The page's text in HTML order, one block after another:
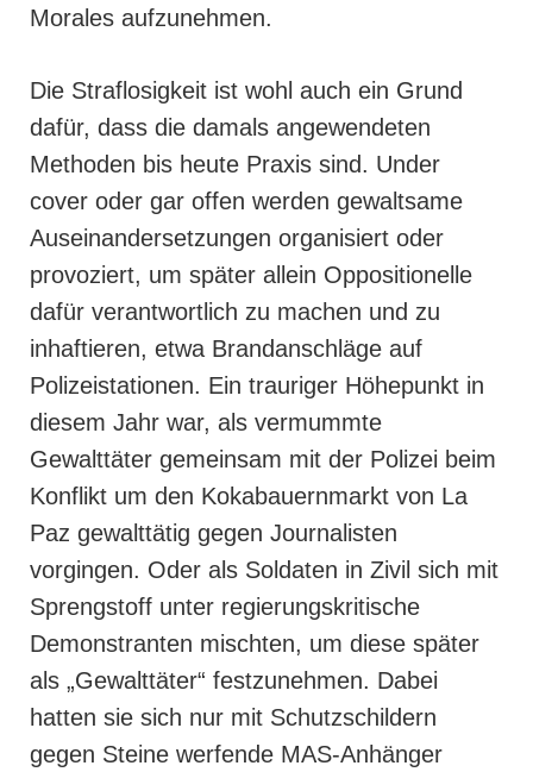
Morales aufzunehmen.
Die Straflosigkeit ist wohl auch ein Grund
dafür, dass die damals angewendeten
Methoden bis heute Praxis sind. Under
cover oder gar offen werden gewaltsame
Auseinandersetzungen organisiert oder
provoziert, um später allein Oppositionelle
dafür verantwortlich zu machen und zu
inhaftieren, etwa Brandanschläge auf
Polizeistationen. Ein trauriger Höhepunkt in
diesem Jahr war, als vermummte
Gewalttäter gemeinsam mit der Polizei beim
Konflikt um den Kokabauernmarkt von La
Paz gewalttätig gegen Journalisten
vorgingen. Oder als Soldaten in Zivil sich mit
Sprengstoff unter regierungskritische
Demonstranten mischten, um diese später
als „Gewalttäter“ festzunehmen. Dabei
hatten sie sich nur mit Schutzschildern
gegen Steine werfende MAS-Anhänger